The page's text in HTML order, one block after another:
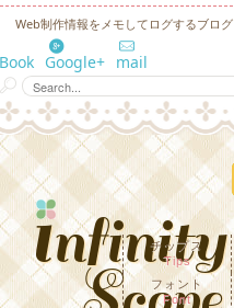
Web制作情報をメモしてログするブログ
Google+ mail
チップス
Tips
フォント
Font